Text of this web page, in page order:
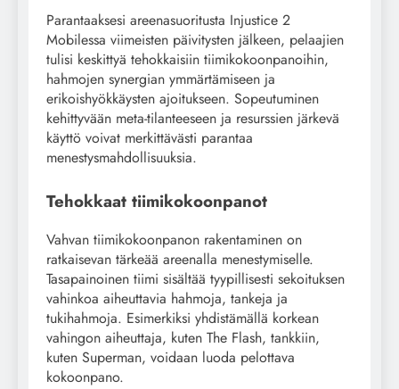
Parantaaksesi areenasuoritusta Injustice 2
Mobilessa viimeisten päivitysten jälkeen, pelaajien
tulisi keskittyä tehokkaisiin tiimikokoonpanoihin,
hahmojen synergian ymmärtämiseen ja
erikoishyökkäysten ajoitukseen. Sopeutuminen
kehittyvään meta-tilanteeseen ja resurssien järkevä
käyttö voivat merkittävästi parantaa
menestysmahdollisuuksia.
Tehokkaat tiimikokoonpanot
Vahvan tiimikokoonpanon rakentaminen on
ratkaisevan tärkeää areenalla menestymiselle.
Tasapainoinen tiimi sisältää tyypillisesti sekoituksen
vahinkoa aiheuttavia hahmoja, tankeja ja
tukihahmoja. Esimerkiksi yhdistämällä korkean
vahingon aiheuttaja, kuten The Flash, tankkiin,
kuten Superman, voidaan luoda pelottava
kokoonpano.